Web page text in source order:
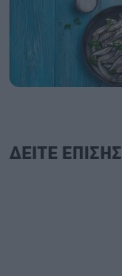
ΔΕΙΤΕ ΕΠΙΣΗΣ